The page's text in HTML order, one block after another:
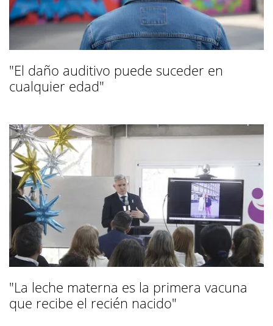
"El daño auditivo puede suceder en
cualquier edad"
"La leche materna es la primera vacuna
que recibe el recién nacido"